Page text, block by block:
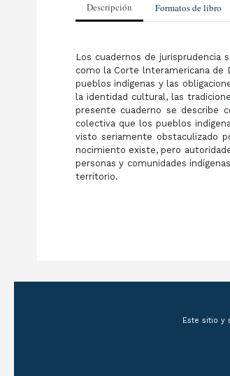
Descripción Formatos de libro
Los cuadernos de jurisprudencia
como la Corte lnterameri­cana de
pueblos indígenas y las
la identidad cultural, las
presente cuaderno se describe
colectiva que los pue­blos
visto seriamente obstaculizado
nocimiento existe, pero
personas y comunidades
territorio.
Este sitio y